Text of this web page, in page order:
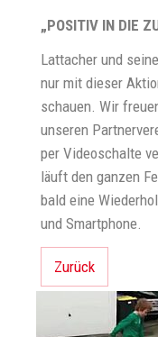
„POSITIV IN DIE
Lattacher und
nur mit dieser
schauen. Wir
unseren
per Videoschalte
läuft den ganzen
bald eine
und Smartphone.
Zurück